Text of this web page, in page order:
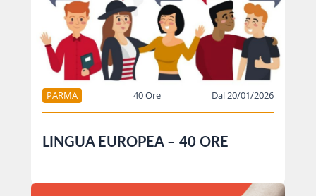
PARMA 40 Ore Dal 20/01/2026
LINGUA EUROPEA – 40 ORE